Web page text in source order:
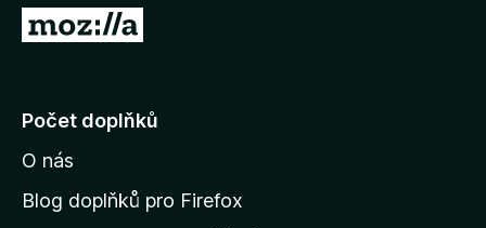
P
j
t
n
Počet doplňků
O nás
Blog doplňků pro Firefox